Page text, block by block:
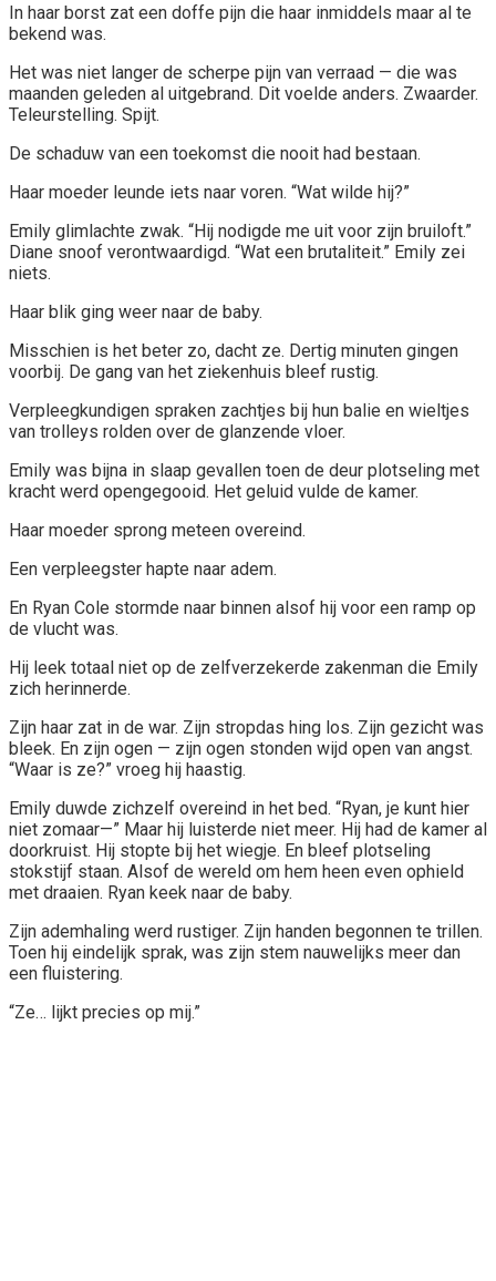
In haar borst zat een doffe pijn die haar inmiddels maar al te
bekend was.
Het was niet langer de scherpe pijn van verraad — die was
maanden geleden al uitgebrand. Dit voelde anders. Zwaarder.
Teleurstelling. Spijt.
De schaduw van een toekomst die nooit had bestaan.
Haar moeder leunde iets naar voren. “Wat wilde hij?”
Emily glimlachte zwak. “Hij nodigde me uit voor zijn bruiloft.”
Diane snoof verontwaardigd. “Wat een brutaliteit.” Emily zei
niets.
Haar blik ging weer naar de baby.
Misschien is het beter zo, dacht ze. Dertig minuten gingen
voorbij. De gang van het ziekenhuis bleef rustig.
Verpleegkundigen spraken zachtjes bij hun balie en wieltjes
van trolleys rolden over de glanzende vloer.
Emily was bijna in slaap gevallen toen de deur plotseling met
kracht werd opengegooid. Het geluid vulde de kamer.
Haar moeder sprong meteen overeind.
Een verpleegster hapte naar adem.
En Ryan Cole stormde naar binnen alsof hij voor een ramp op
de vlucht was.
Hij leek totaal niet op de zelfverzekerde zakenman die Emily
zich herinnerde.
Zijn haar zat in de war. Zijn stropdas hing los. Zijn gezicht was
bleek. En zijn ogen — zijn ogen stonden wijd open van angst.
“Waar is ze?” vroeg hij haastig.
Emily duwde zichzelf overeind in het bed. “Ryan, je kunt hier
niet zomaar—” Maar hij luisterde niet meer. Hij had de kamer al
doorkruist. Hij stopte bij het wiegje. En bleef plotseling
stokstijf staan. Alsof de wereld om hem heen even ophield
met draaien. Ryan keek naar de baby.
Zijn ademhaling werd rustiger. Zijn handen begonnen te trillen.
Toen hij eindelijk sprak, was zijn stem nauwelijks meer dan
een fluistering.
“Ze… lijkt precies op mij.”